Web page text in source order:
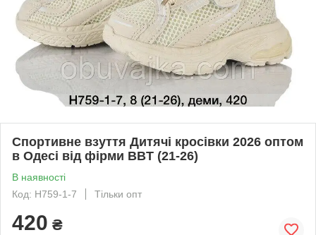
Спортивне взуття Дитячі кросівки 2026 оптом
в Одесі від фірми BBT (21-26)
В наявності
Код: H759-1-7
Тільки опт
420 ₴